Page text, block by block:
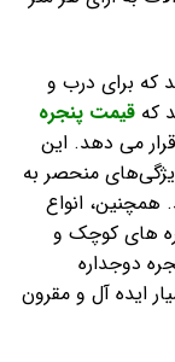
که برای درب و
که قیمت پنجره
می دهد. این
منحصر به
همچنین، انواع
های کوچک و
دوجداره
ایده آل و مقرون